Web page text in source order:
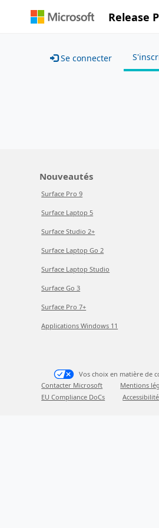
Release
Se connecter
Nouveautés
Surface Pro 9
Surface Laptop 5
Surface Studio 2+
Surface Laptop Go 2
Surface Laptop Studio
Surface Go 3
Surface Pro 7+
Applications Windows 11
Vos choix en matière de
Contacter Microsoft
Mentions
EU Compliance DoCs
Accessibilité